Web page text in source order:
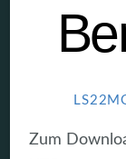
Zum